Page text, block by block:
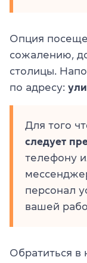
Опция
сожалению,
столицы.
по адресу:
Для того
следует
телефону
персонал
вашей
Обратиться в